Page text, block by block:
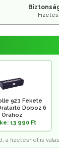
Fizetés
923 Fekete
Doboz 6
Órához
13 990 Ft
a fizetésnél is